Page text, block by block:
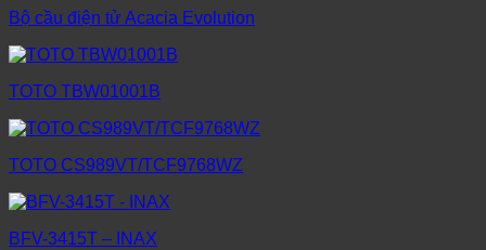
Bộ cầu điện tử Acacia Evolution
TOTO TBW01001B
TOTO CS989VT/TCF9768WZ
BFV-3415T – INAX